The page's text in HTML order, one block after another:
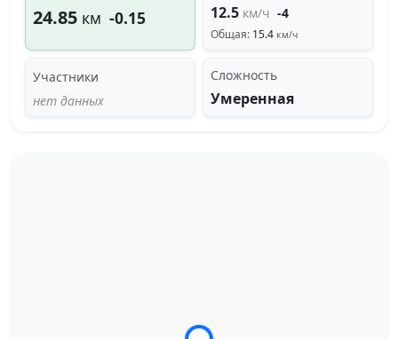
24.85 км -0.15 12.5 км/ч -4
Общая: 15.4 км/ч
Участники
нет данных
Сложность
Умеренная